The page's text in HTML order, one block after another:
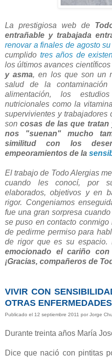
La prestigiosa web de
entrañable y trabajada
renovar a finales de agosto
cumplido tres años de
los últimos avances
y asma, en los que son un
salud de la
alimentación, los
nutricionales como la
supervivientes y trabajadores
soncosas de las que
nos "suenan" mucho
similitud con los
empeoramientos de la
El trabajo de Todo Alergias
cuando les conocí, por
elaborados, objetivos y en
rigor. Congeniamos
fue una gran sorpresa cuando
se puso en contacto
de pedirme permiso para
de rigor que es su espacio.
emocionado el cariño
¡Gracias, compañeros de
VIVIR CON
OTRAS ENFERMEDADES
Publicado el 12 septiembre 2011 por Jorge
Durante treinta años María
Dice que nació con pintitas